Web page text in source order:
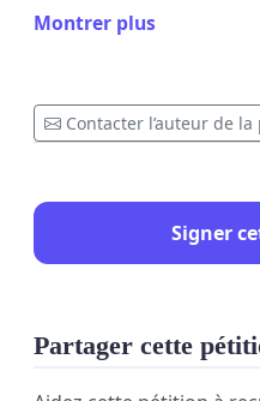
mesure serait excessive
seulement
gestes reprochés.
Rousseau, les faits
Montrer plus
Contacter l’auteur de
Signer
Partager cette